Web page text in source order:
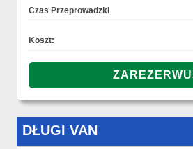
Czas Przeprowadzki
Koszt:
DŁUGI VAN